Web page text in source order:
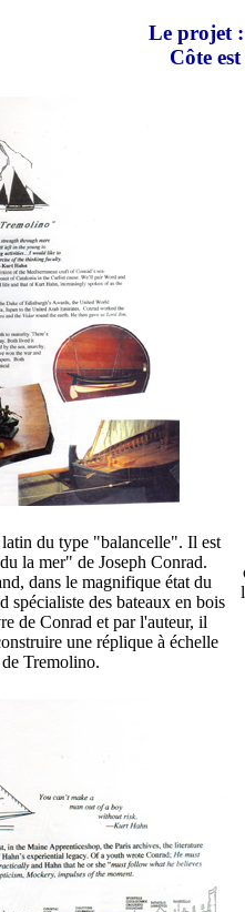
Le projet
Côte
du type "balancelle". Il est
la mer" de Joseph Conrad.
dans le magnifique état du
spécialiste des bateaux en bois
de Conrad et par l'auteur, il
une réplique à échelle
Tremolino.